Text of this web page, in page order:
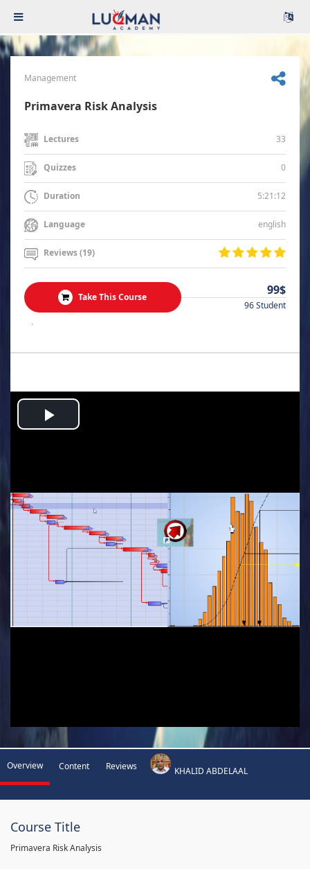
Management
Primavera Risk Analysis
Lectures 33
Quizzes 0
Duration 5:21:12
Language english
Reviews (19)
Take This Course 99$
96 Student
.
Play
Overview Content Reviews KHALID ABDELAAL
Course Title
Primavera Risk Analysis